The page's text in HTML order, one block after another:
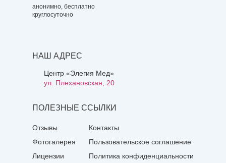
анонимно, бесплатно
круглосуточно
НАШ АДРЕС
Центр «Элегия Мед»
ул. Плехановская, 20
ПОЛЕЗНЫЕ ССЫЛКИ
Отзывы
Фотогалерея
Лицензии
Контакты
Пользовательское соглашение
Политика конфиденциальности